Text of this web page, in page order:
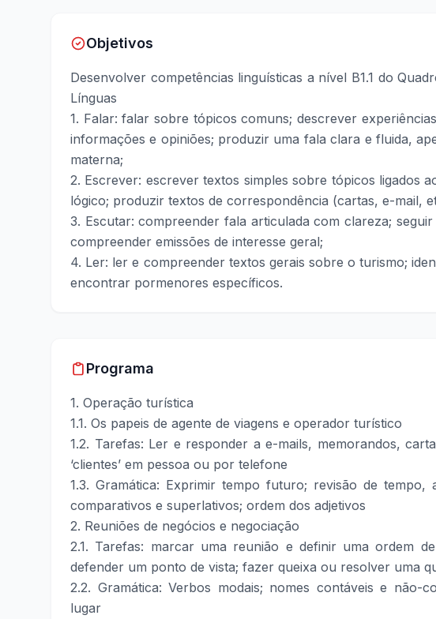
Objetivos
Desenvolver competências linguísticas a nível B1.1 do
Línguas
1. Falar: falar sobre tópicos comuns; descrever
informações e opiniões; produzir uma fala clara e fluida,
materna;
2. Escrever: escrever textos simples sobre tópicos ligados
lógico; produzir textos de correspondência (cartas, e-mail,
3. Escutar: compreender fala articulada com clareza;
compreender emissões de interesse geral;
4. Ler: ler e compreender textos gerais sobre o turismo;
encontrar pormenores específicos.
Programa
1. Operação turística
1.1. Os papeis de agente de viagens e operador turístico
1.2. Tarefas: Ler e responder a e-mails, memorandos,
‘clientes’ em pessoa ou por telefone
1.3. Gramática: Exprimir tempo futuro; revisão de tempo,
comparativos e superlativos; ordem dos adjetivos
2. Reuniões de negócios e negociação
2.1. Tarefas: marcar uma reunião e definir uma ordem
defender um ponto de vista; fazer queixa ou resolver uma
2.2. Gramática: Verbos modais; nomes contáveis e não-
lugar